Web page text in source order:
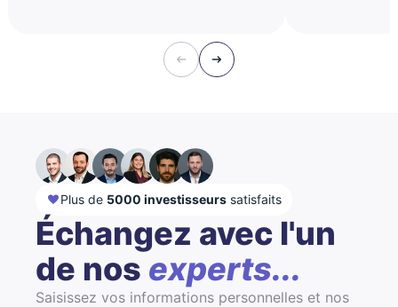
Plus de 5000 investisseurs satisfaits
Échangez avec l'un
de nos experts...
Saisissez vos informations personnelles et nos